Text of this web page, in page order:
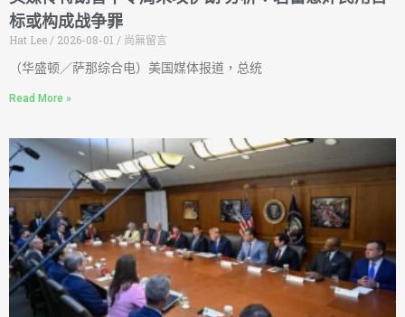
标或构成战争罪
Hat Lee 2026-08-01
尚無留言
（华盛顿／萨那综合电）美国媒体报道，总统
Read More »